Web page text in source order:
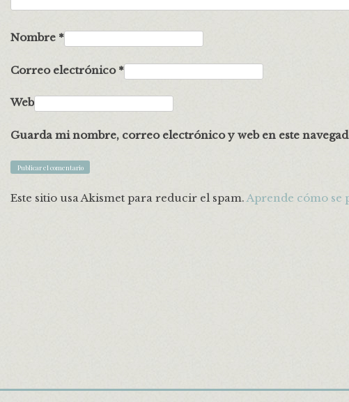
Nombre *
Correo electrónico *
Web
Guarda mi nombre, correo electrónico y web en este
Este sitio usa Akismet para reducir el spam. Aprende cómo se